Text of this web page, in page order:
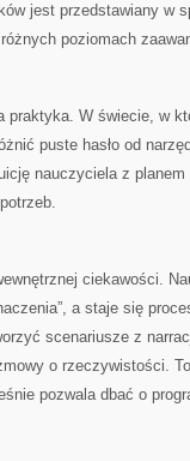
jest przedstawiany w
poziomach
praktyka. W świecie, w
puste hasło od
nauczyciela z
ciekawości.
a staje się
scenariusze z
o rzeczywistości.
pozwala dbać o